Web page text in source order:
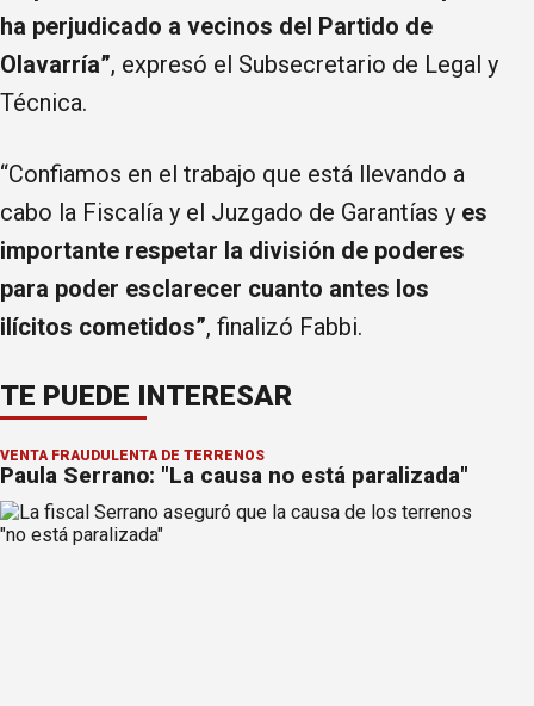
ha perjudicado a vecinos del Partido de
Olavarría”, expresó el Subsecretario de Legal y
Técnica.
“Confiamos en el trabajo que está llevando a
cabo la Fiscalía y el Juzgado de Garantías y es
importante respetar la división de poderes
para poder esclarecer cuanto antes los
ilícitos cometidos”, finalizó Fabbi.
TE PUEDE INTERESAR
VENTA FRAUDULENTA DE TERRENOS
Paula Serrano: "La causa no está paralizada"